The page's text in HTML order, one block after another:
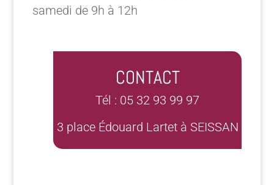
samedi de 9h à 12h
CONTACT
Tél : 05 32 93 99 97
3 place Édouard Lartet à SEISSAN